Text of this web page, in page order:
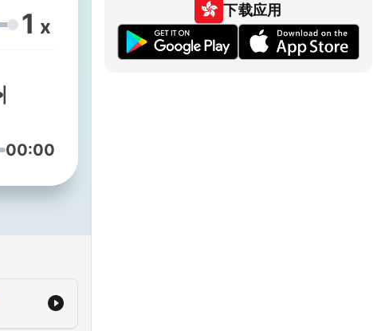
channel/UC3mAK3WPnojVxxvQOCJa5XA
jjunaoppa
:
1 x
00:00
下载应用